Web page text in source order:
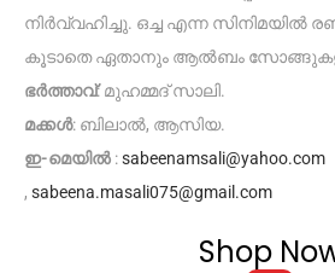
നിർവ്വഹിച്ചു. ഒച്ച എന്ന സിനിമയിൽ
കൂടാതെ ഏതാനും ആൽബം
ഭർത്താവ്: മുഹമ്മദ് സാലി.
മക്കൾ: ബിലാൽ, ആസിയ.
ഇ-മെയിൽ :sabeenamsali@yahoo.com
, sabeena.masali075@gmail.com
Shop